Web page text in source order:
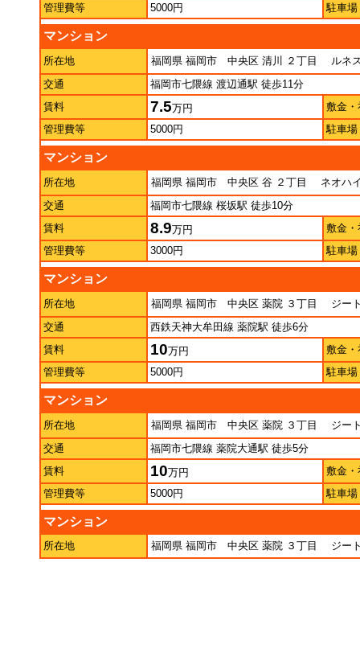
管理費等
5000円 駐車場
マンション
所在地 福岡県 福岡市 中央区 清川 ２丁目
ルネ
交通
福岡市七隈線 渡辺通駅 徒歩11分
賃料
7.5万円
敷金・
管理費等
5000円 駐車場
マンション
所在地 福岡県 福岡市 中央区 谷 ２丁目
ネオハ
交通
福岡市七隈線 桜坂駅 徒歩10分
賃料
8.9万円
敷金・
管理費等
3000円 駐車場
マンション
所在地 福岡県 福岡市 中央区 薬院 ３丁目
ジー
交通
西鉄天神大牟田線 薬院駅 徒歩6分
賃料
10万円
敷金・
管理費等
5000円 駐車場
マンション
所在地 福岡県 福岡市 中央区 薬院 ３丁目
ジー
交通
福岡市七隈線 薬院大通駅 徒歩5分
賃料
10万円
敷金・
管理費等
5000円 駐車場
マンション
所在地 福岡県 福岡市 中央区 薬院 ３丁目 ジー